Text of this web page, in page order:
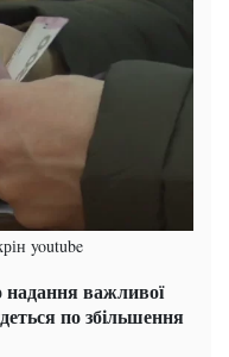
youtube
надання важливої
по збільшення